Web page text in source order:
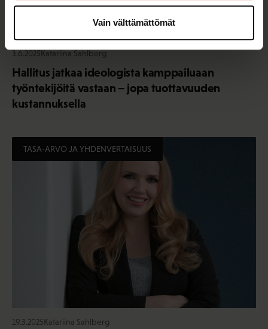
Vain välttämättömät
3.6.2025Katariina Sahlberg
Hallitus jatkaa ideologista kamppailuaan
työntekijöitä vastaan – jopa tuottavuuden
kustannuksella
TASA-ARVO JA YHDENVERTAISUUS
19.3.2025Katariina Sahlberg